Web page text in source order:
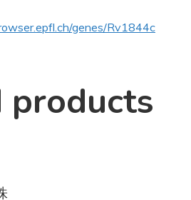
genes/Rv1844c
products